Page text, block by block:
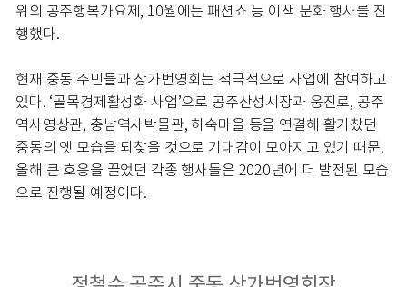
위의 공주행복가요제, 10월에는 패션쇼 등 이색 문화 행사를 진
행했다.
현재 중동 주민들과 상가번영회는 적극적으로 사업에 참여하고
있다. ‘골목경제활성화 사업’으로 공주산성시장과 웅진로, 공주
역사영상관, 충남역사박물관, 하숙마을 등을 연결해 활기찼던
중동의 옛 모습을 되찾을 것으로 기대감이 모아지고 있기 때문.
올해 큰 호응을 끌었던 각종 행사들은 2020년에 더 발전된 모습
으로 진행될 예정이다.